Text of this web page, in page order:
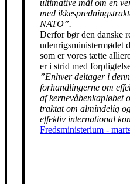
ultimative mål om en
med
NATO”.
Derfor bør den danske
udenrigsministermødet
som er vores tætte
er i strid med
”Enhver deltager i
forhandlingerne om
af kernevåbenkapløbet
traktat om almindelig
effektiv international
Fredsministerium -